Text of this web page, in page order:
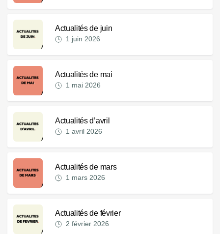
Actualités de juin
1 juin 2026
Actualités de mai
1 mai 2026
Actualités d’avril
1 avril 2026
Actualités de mars
1 mars 2026
Actualités de février
2 février 2026